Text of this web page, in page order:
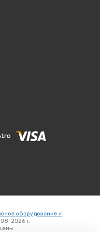
оборудование и
2026 г.